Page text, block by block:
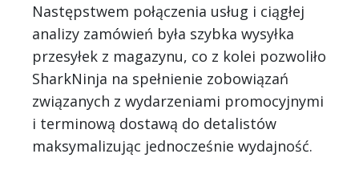
Następstwem połączenia usług i ciągłej
analizy zamówień była szybka wysyłka
przesyłek z magazynu, co z kolei pozwoliło
SharkNinja na spełnienie zobowiązań
związanych z wydarzeniami promocyjnymi
i terminową dostawą do detalistów
maksymalizując jednocześnie wydajność.